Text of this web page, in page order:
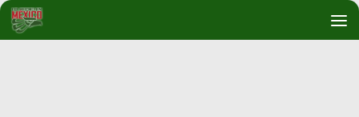
Debajo del contenido